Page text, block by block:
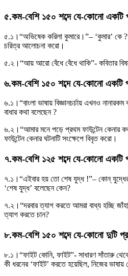
৫.কম-বেশি ১৫০ শব্দে যে-কোনাে
৫.১। “অভিষেক করিলা কুমারে।”– ‘কুমার’ কে
চরিত্র আলােচনা করাে।
৫.২। “আয় আরাে বেঁধে বেঁধে থাকি”- কবিতার
৬.কম-বেশি ১৫০ শব্দে যে-কোনাে
৬.১। “বাংলা ভাষায় বিজ্ঞানচর্চায় এখনও
বাধার কথা বলেছেন ?
৬.২। “আমার মনে পড়ে প্রথম ফাউন্টেন কেনার
ফাউন্টেন কেনার ঘটনাটি সংক্ষেপে বিবৃত করাে।
৭.কম-বেশি ১২৫ শব্দে যে-কোনাে
৭.১। “এইবার হয় তাে শেষ যুদ্ধ !”– কোন্
‘শেষ যুদ্ধ’ বলেছেন কেন?
৭.২। “দরবার ত্যাগ করতে আমরা বাধ্য হচ্ছি
ত্যাগ করতে চান?
৮.কম-বেশি ১৫০ শব্দে যে-কোনাে দুটি
৮.১। “ফাইট কোনি, ফাইট”- সাধারণ সাঁতারু
কী ধরনের ‘ফাইট’ করতে হয়েছিল, নিজের ভাষায়